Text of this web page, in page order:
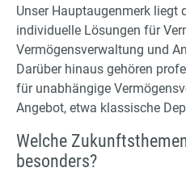
Unser Hauptaugenmerk liegt
individuelle Lösungen für
Vermögensverwaltung und
Darüber hinaus gehören
für unabhängige
Angebot, etwa klassische
Welche
besonders?